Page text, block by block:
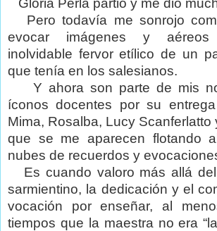
Gloria Perla partió y me dio
Pero todavía me sonrojo
evocar imágenes y
inolvidable fervor etílico de un
que tenía en los salesianos.
Y ahora son parte de mis
íconos docentes por su
Mima, Rosalba, Lucy Scanferlatto
que se me aparecen flotando
nubes de recuerdos y
Es cuando valoro más allá del
sarmientino, la dedicación y el
vocación por enseñar, al
tiempos que la maestra no era